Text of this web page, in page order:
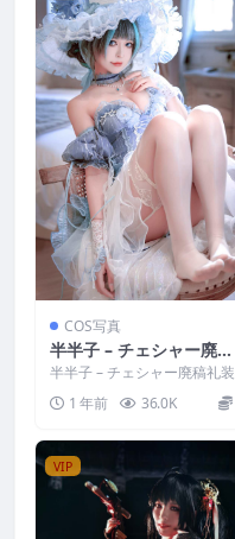
COS写真
半半子 – チェシャー廃稿
礼装
半半子 – チェシャー廃稿礼装
写真分类：唯美，参与模特：
半半子 [资源大小]：...
1 年前 36.0K
VIP